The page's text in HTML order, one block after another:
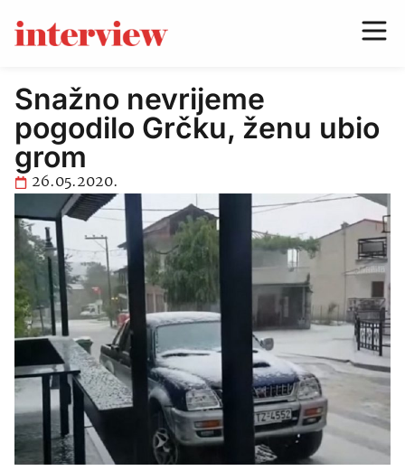
Snažno nevrijeme
pogodilo Grčku, ženu ubio
grom
26.05.2020.